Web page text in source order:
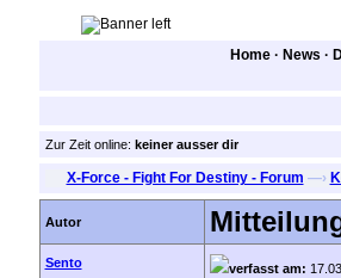
Home · News ·
Zur Zeit online: keiner ausser dir
X-Force - Fight For Destiny - Forum —›
Autor
Sento verfasst am: